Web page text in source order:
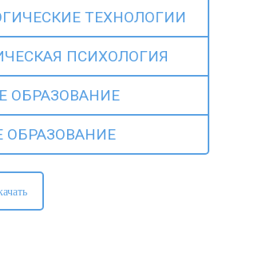
ТЕХНОЛОГИИ
ПСИХОЛОГИЯ
ОБРАЗОВАНИЕ